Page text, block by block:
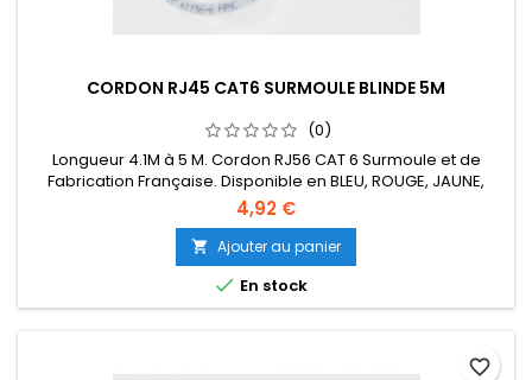
CORDON RJ45 CAT6 SURMOULE BLINDE 5M
(0)
Longueur 4.1M à 5 M. Cordon RJ56 CAT 6 Surmoule et de
Fabrication Française. Disponible en BLEU, ROUGE, JAUNE,
VERT, ORANGE, NOIR, VIOLET.
4,92 €
 Ajouter au panier
 En stock
favorite_border